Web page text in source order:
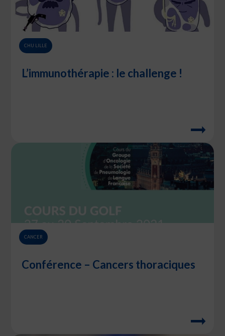
CHU LILLE
L’immunothérapie : le challenge !
CANCER
Conférence – Cancers thoraciques